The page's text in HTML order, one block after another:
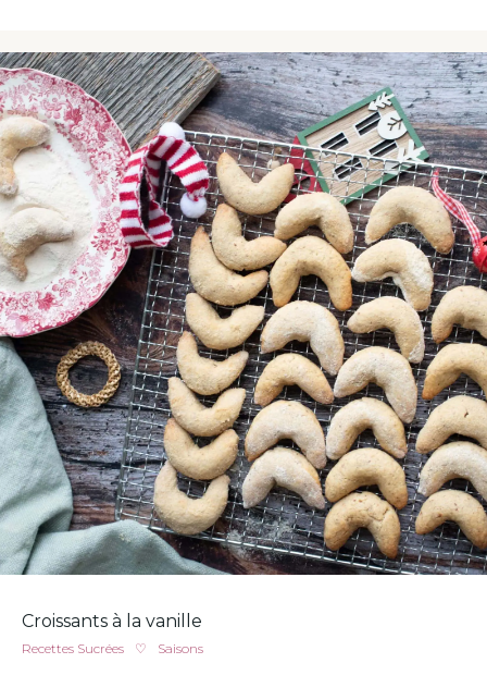
Croissants à la vanille
Recettes Sucrées ♡ Saisons